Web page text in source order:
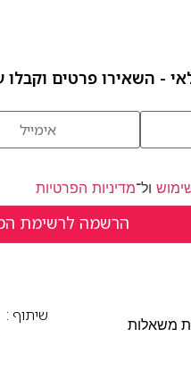
- השאירו פרטים וקבלו
ול־מדיניות הפרטיות
משאלות
שיתוף :